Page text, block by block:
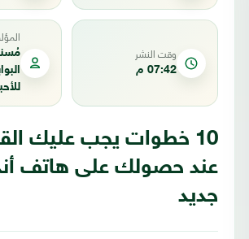
وقت النشر
07:42 م
10 خطوات يجب عليك
عند حصولك على هاتف
جديد